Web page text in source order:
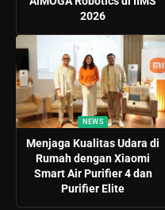
2026
NEWS
Menjaga Kualitas Udara di
Rumah dengan Xiaomi
Smart Air Purifier 4 dan
Purifier Elite